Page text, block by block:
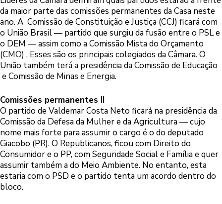
da maior parte das comissões permanentes da Casa neste
ano. A Comissão de Constituição e Justiça (CCJ) ficará com
o União Brasil — partido que surgiu da fusão entre o PSL e
o DEM — assim como a Comissão Mista do Orçamento
(CMO) . Esses são os principais colegiados da Câmara. O
União também terá a presidência da Comissão de Educação
e Comissão de Minas e Energia.
Comissões permanentes II
O partido de Valdemar Costa Neto ficará na presidência da
Comissão da Defesa da Mulher e da Agricultura — cujo
nome mais forte para assumir o cargo é o do deputado
Giacobo (PR). O Republicanos, ficou com Direito do
Consumidor e o PP, com Seguridade Social e Família e quer
assumir também a do Meio Ambiente. No entanto, esta
estaria com o PSD e o partido tenta um acordo dentro do
bloco.